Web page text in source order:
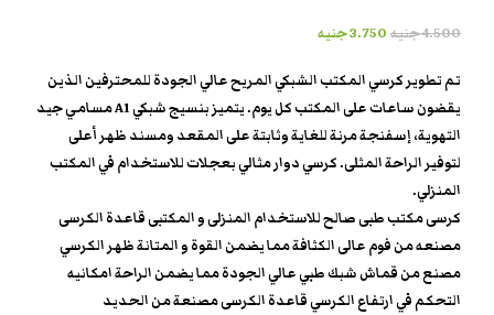
4.500جنيه 3.750جنيه
تم تطوير كرسي المكتب الشبكي المريح عالي الجودة للمحترفين الذين
يقضون ساعات على المكتب كل يوم. يتميز بنسيج شبكي A1 مسامي جيد
التهوية، إسفنجة مرنة للغاية وثابتة على المقعد ومسند ظهر أعلى
لتوفير الراحة المثلى. كرسي دوار مثالي بعجلات للاستخدام في المكتب
المنزلي.
كرسى مكتب طبى صالح للاستخدام المنزلى و المكتبى قاعدة الكرسى
مصنعه من فوم عالى الكثافة مما يضمن القوة و المتانة ظهر الكرسي
مصنع من قماش شبك طبي عالي الجودة مما يضمن الراحة امكانيه
التحكم في ارتفاع الكرسي قاعدة الكرسى مصنعة من الحديد